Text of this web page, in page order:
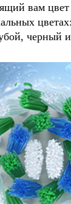
вам
черный